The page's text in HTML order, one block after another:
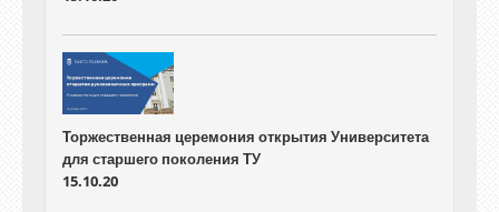
Торжественная церемония открытия Университета
для старшего поколения ТУ
15.10.20